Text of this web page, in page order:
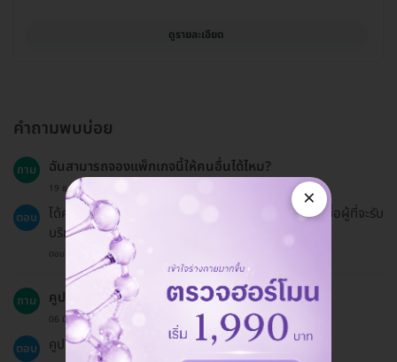
ดูรายละเอียด
คำถามพบบ่อย
ถาม ฉันสามารถจองแพ็กเกจนี้ให้คนอื่นได้ไหม?
19 ธ.ค. 2024
ตอบ
ได้ค่ะ คุณสามารถจองแพ็กเกจให้คนอื่นได้ โดยต้องระบุชื่อผู้ที่จะรับ
บริการในคูปอง.
ตอบโดยทีมงาน HD
ถาม คูปองสามารถใช้ได้ที่ไหน?
06 มิ.ย. 2023
ตอบ คูปองสามารถใช้ได้ที่คลินิกที่ระบุไว้ในคูปองเท่านั้น.
×